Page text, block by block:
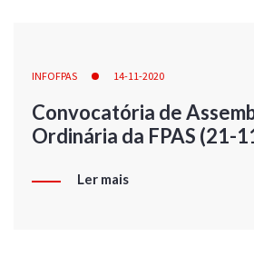
INFOFPAS 14-11-2020
Convocatória de
Ordinária da FPAS (21-
Ler mais